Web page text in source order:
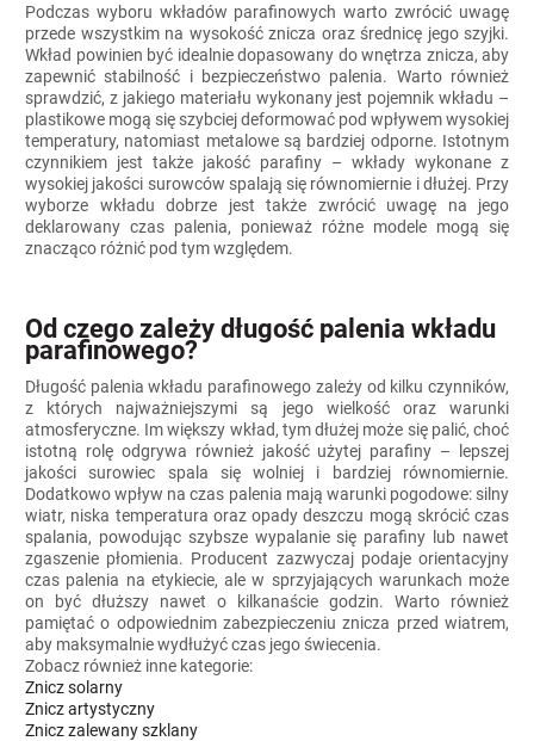
Podczas wyboru wkładów parafinowych warto zwrócić uwagę
przede wszystkim na wysokość znicza oraz średnicę jego szyjki.
Wkład powinien być idealnie dopasowany do wnętrza znicza, aby
zapewnić stabilność i bezpieczeństwo palenia. Warto również
sprawdzić, z jakiego materiału wykonany jest pojemnik wkładu –
plastikowe mogą się szybciej deformować pod wpływem wysokiej
temperatury, natomiast metalowe są bardziej odporne. Istotnym
czynnikiem jest także jakość parafiny – wkłady wykonane z
wysokiej jakości surowców spalają się równomiernie i dłużej. Przy
wyborze wkładu dobrze jest także zwrócić uwagę na jego
deklarowany czas palenia, ponieważ różne modele mogą się
znacząco różnić pod tym względem.
Od czego zależy długość palenia wkładu
parafinowego?
Długość palenia wkładu parafinowego zależy od kilku czynników,
z których najważniejszymi są jego wielkość oraz warunki
atmosferyczne. Im większy wkład, tym dłużej może się palić, choć
istotną rolę odgrywa również jakość użytej parafiny – lepszej
jakości surowiec spala się wolniej i bardziej równomiernie.
Dodatkowo wpływ na czas palenia mają warunki pogodowe: silny
wiatr, niska temperatura oraz opady deszczu mogą skrócić czas
spalania, powodując szybsze wypalanie się parafiny lub nawet
zgaszenie płomienia. Producent zazwyczaj podaje orientacyjny
czas palenia na etykiecie, ale w sprzyjających warunkach może
on być dłuższy nawet o kilkanaście godzin. Warto również
pamiętać o odpowiednim zabezpieczeniu znicza przed wiatrem,
aby maksymalnie wydłużyć czas jego świecenia.
Zobacz również inne kategorie:
Znicz solarny
Znicz artystyczny
Znicz zalewany szklany